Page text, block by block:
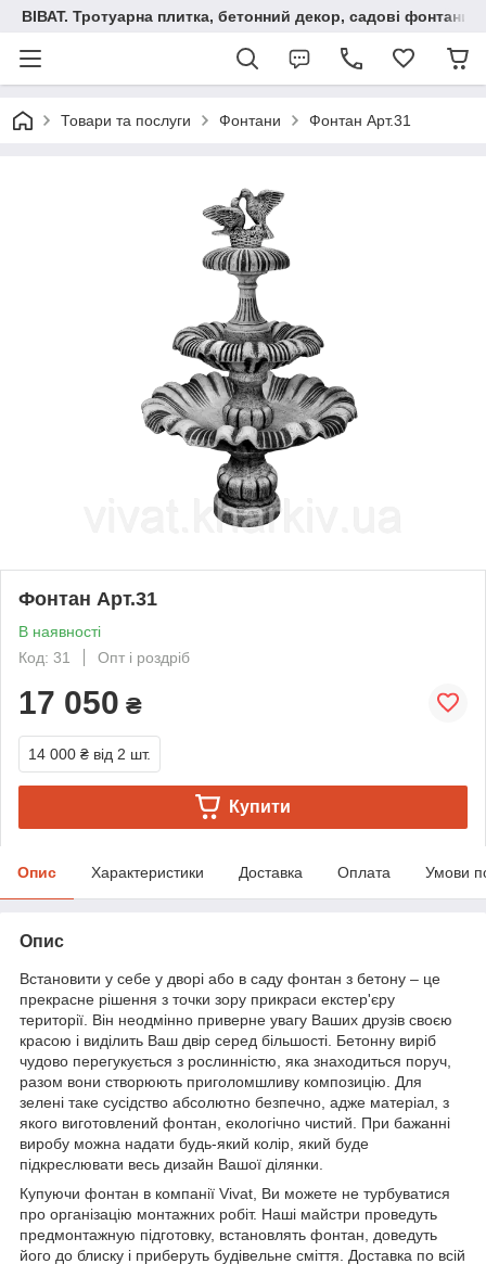
ВІВАТ. Тротуарна плитка, бетонний декор, садові фонтани
Товари та послуги Фонтани Фонтан Арт.31
Фонтан Арт.31
В наявності
Код: 31
Опт і роздріб
17 050 ₴
14 000 ₴ від 2 шт.
Купити
Опис Характеристики Доставка Оплата Умови
Опис
Встановити у себе у дворі або в саду фонтан з бетону – це
прекрасне рішення з точки зору прикраси екстер'єру
території. Він неодмінно приверне увагу Ваших друзів своєю
красою і виділить Ваш двір серед більшості. Бетонну виріб
чудово перегукується з рослинністю, яка знаходиться поруч,
разом вони створюють приголомшливу композицію. Для
зелені таке сусідство абсолютно безпечно, адже матеріал, з
якого виготовлений фонтан, екологічно чистий. При бажанні
виробу можна надати будь-який колір, який буде
підкреслювати весь дизайн Вашої ділянки.
Купуючи фонтан в компанії Vivat, Ви можете не турбуватися
про організацію монтажних робіт. Наші майстри проведуть
предмонтажную підготовку, встановлять фонтан, доведуть
його до блиску і приберуть будівельне сміття. Доставка по всій